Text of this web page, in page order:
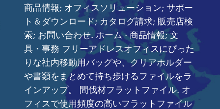
商品情報; オフィスソリューション; サポー
ト＆ダウンロード; カタログ請求; 販売店検
索; お問い合わせ. ホーム · 商品情報; 文
具・事務 フリーアドレスオフィスにぴった
りな社内移動用バッグや、クリアホルダー
や書類をまとめて持ち歩けるファイルをラ
インアップ。 間伐材フラットファイル. オ
フィスで使用頻度の高いフラットファイル